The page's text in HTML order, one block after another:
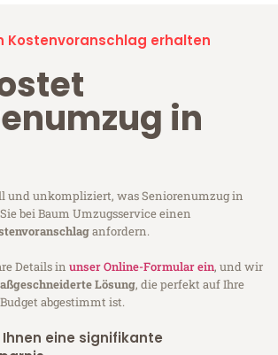
Kostenvoranschlag erhalten
in
und unkompliziert, was Seniorenumzug in
bei Baum Umzugsservice einen
anfordern.
Details in unser Online-Formular ein, und wir
Lösung, die perfekt auf Ihre
abgestimmt ist.
eine signifikante